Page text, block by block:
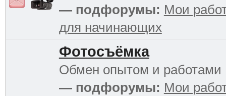
— подфорумы: Мои
для начинающих
Фотосъёмка
Обмен опытом и работами
— подфорумы: Мои